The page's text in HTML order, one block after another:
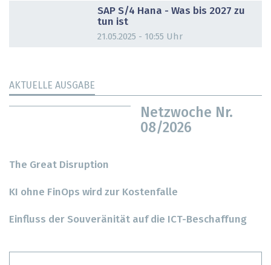
SAP S/4 Hana - Was bis 2027 zu
tun ist
21.05.2025 - 10:55 Uhr
AKTUELLE AUSGABE
Netzwoche Nr.
08/2026
The Great Disruption
KI ohne FinOps wird zur Kostenfalle
Einfluss der Souveränität auf die ICT-Beschaffung